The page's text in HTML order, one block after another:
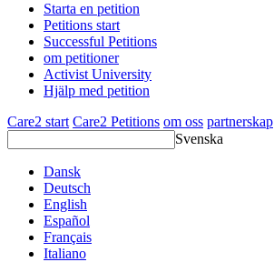
Starta en petition
Petitions start
Successful Petitions
om petitioner
Activist University
Hjälp med petition
Care2 start Care2 Petitions om oss partnerskap
Svenska
Dansk
Deutsch
English
Español
Français
Italiano